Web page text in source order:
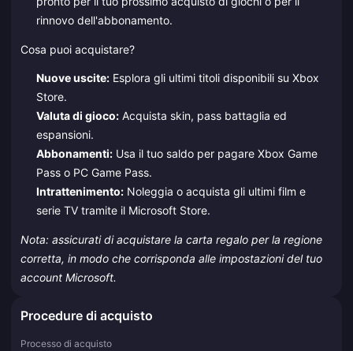
rinnovo dell'abbonamento.
Cosa puoi acquistare?
Nuove uscite:Esplora gli ultimi titoli disponibili su Xbox
Store.
Valuta di gioco:Acquista skin, pass battaglia ed
espansioni.
Abbonamenti:Usa il tuo saldo per pagare Xbox Game
Pass o PC Game Pass.
Intrattenimento:Noleggia o acquista gli ultimi film e
serie TV tramite il Microsoft Store.
Nota: assicurati di acquistare la carta regalo per la regione
corretta, in modo che corrisponda alle impostazioni del tuo
account Microsoft.
Procedure di acquisto
Processo di acquisto